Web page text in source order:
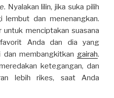
. Nyalakan lilin, jika suka pilih
lembut dan menenangkan.
untuk menciptakan suasana
Anda dan dia yang
membangkitkan gairah.
ketegangan, dan
lebih rikes, saat Anda